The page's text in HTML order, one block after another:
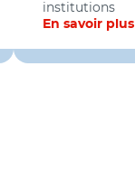
institutions
En savoir plus